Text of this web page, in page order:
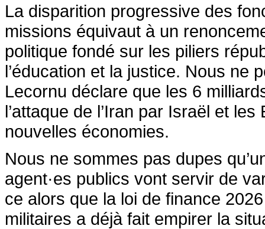
La disparition progressive des
missions équivaut à un
politique fondé sur les piliers
l’éducation et la justice. Nous ne
Lecornu déclare que les 6
l’attaque de l’Iran par Israël et
nouvelles économies.
Nous ne sommes pas dupes
agent·es publics vont servir de
ce alors que la loi de finance
militaires a déjà fait empirer la